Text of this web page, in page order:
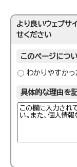
より良いウェブサ
せください
このページにつ
わかりやすかっ
具体的な理由を